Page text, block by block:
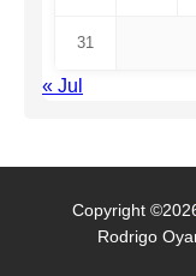
31
« Jul
Copyright
Rodrigo